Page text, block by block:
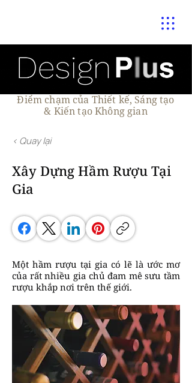
Điểm chạm của Thiết kế, Sáng tạo
& Kiến tạo Không gian
< Quay lại
Xây Dựng Hầm Rượu Tại
Gia
Một hầm rượu tại gia có lẽ là ước mơ
của rất nhiều gia chủ đam mê sưu tầm
rượu khắp nơi trên thế giới.